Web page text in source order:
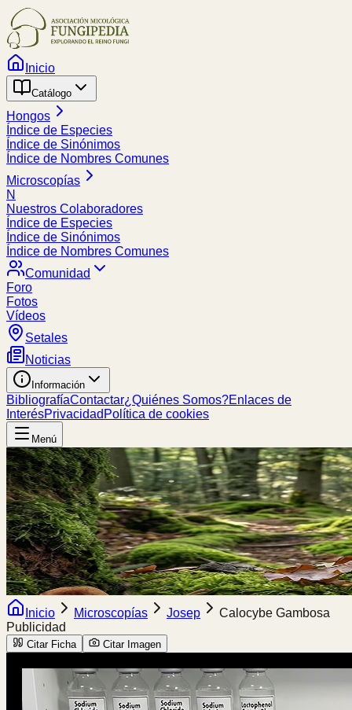
Inicio
Catálogo
Hongos
Índice de Especies
Índice de Sinónimos
Índice de Nombres Comunes
Microscopías
N
Nuestros Colaboradores
Índice de Especies
Índice de Sinónimos
Índice de Nombres Comunes
Comunidad
Foro
Fotos
Vídeos
Setales
Noticias
Información
BibliografíaContactar¿Quiénes Somos?Enlaces de
InterésPrivacidad Política de cookies
Menú
Inicio Microscopías Josep
Calocybe Gambosa
Publicidad
Citar Ficha Citar Imagen